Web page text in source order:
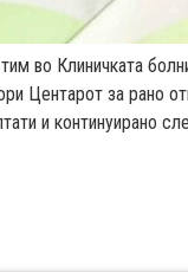
во Клиничката
Центарот за рано
и континуирано